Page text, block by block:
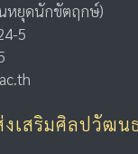
หยุดนักขัตฤกษ์)
5
เสริมศิลปวัฒน